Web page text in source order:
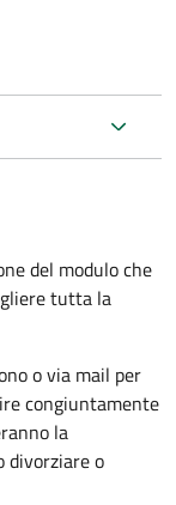
del modulo che
tutta la
o via mail per
congiuntamente
la
divorziare o